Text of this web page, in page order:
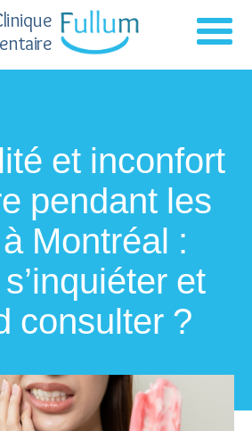
et inconfort
pendant les
Montréal :
et
consulter ?